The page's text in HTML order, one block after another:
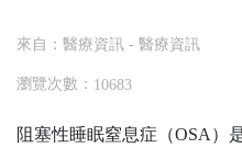
來自：醫療資訊 - 醫療資訊
瀏覽次數： 10683
阻塞性睡眠窒息症（OSA ）